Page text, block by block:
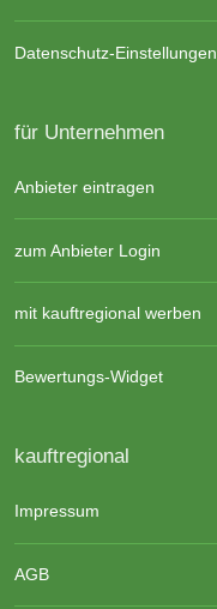
Datenschutz-Einstellungen
für Unternehmen
Anbieter eintragen
zum Anbieter Login
mit kauftregional werben
Bewertungs-Widget
kauftregional
Impressum
AGB